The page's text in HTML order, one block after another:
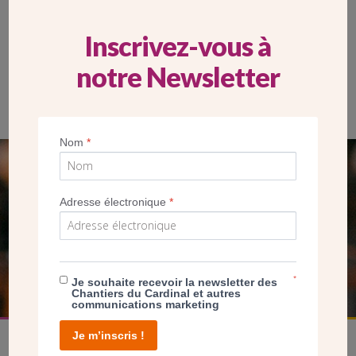
SEUL VOTRE DON
NOUS PERMET D’AGIR
FAIRE UN DON
Inscrivez-vous à
notre Newsletter
Nom*
Adresse électronique*
Je souhaite recevoir la newsletter des
Chantiers du Cardinal et autres
communications marketing
*
Je m’inscris !